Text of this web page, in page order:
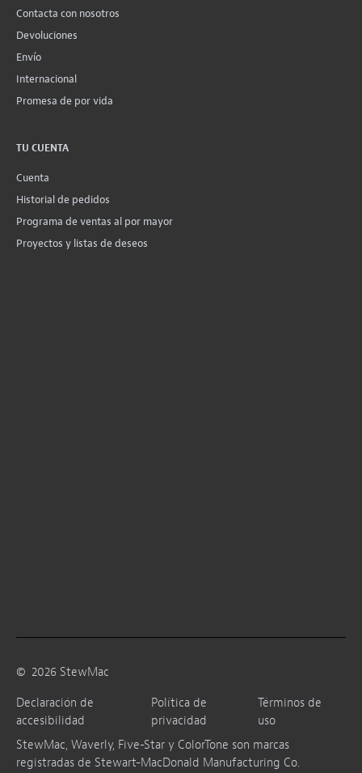
Contacta con nosotros
Devoluciones
Envío
Internacional
Promesa de por vida
TU CUENTA
Cuenta
Historial de pedidos
Programa de ventas al por mayor
Proyectos y listas de deseos
© 2026 StewMac
Declaración de
accesibilidad
Política de
privacidad
Términos de
uso
StewMac, Waverly, Five-Star y ColorTone son marcas
registradas de Stewart-MacDonald Manufacturing Co.